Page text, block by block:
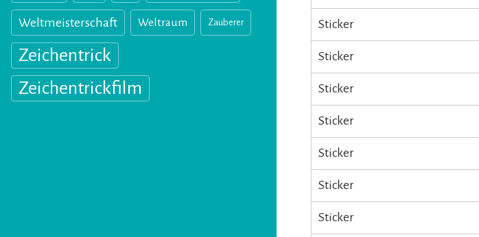
Weltmeisterschaft Weltraum Zauberer
Zeichentrick
Zeichentrickfilm
Sticker
Sticker
Sticker
Sticker
Sticker
Sticker
Sticker